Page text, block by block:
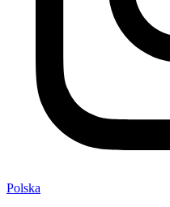
Polska